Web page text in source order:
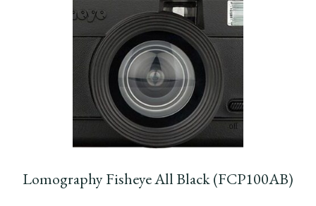
Lomography Fisheye All Black (FCP100AB)